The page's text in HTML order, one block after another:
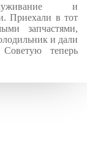
и
Приехали в тот
запчастями,
и дали
теперь